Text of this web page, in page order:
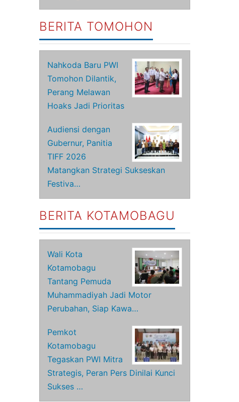
BERITA TOMOHON
Nahkoda Baru PWI
Tomohon Dilantik,
Perang Melawan
Hoaks Jadi Prioritas
Audiensi dengan
Gubernur, Panitia
TIFF 2026
Matangkan Strategi Sukseskan
Festiva…
BERITA KOTAMOBAGU
Wali Kota
Kotamobagu
Tantang Pemuda
Muhammadiyah Jadi Motor
Perubahan, Siap Kawa…
Pemkot
Kotamobagu
Tegaskan PWI Mitra
Strategis, Peran Pers Dinilai Kunci
Sukses …